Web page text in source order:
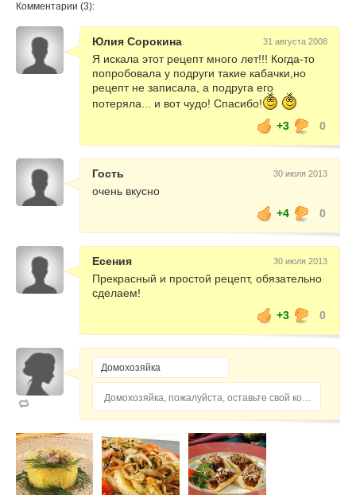
Комментарии (3):
Юлия Сорокина 31 августа 2008
Я искала этот рецепт много лет!!! Когда-то
попробовала у подруги такие кабачки,но
рецепт не записала, а подруга его
потеряла... и вот чудо! Спасибо!
+3
0
Гость 30 июля 2013
очень вкусно
+4
0
Есения 30 июля 2013
Прекрасный и простой рецепт, обязательно
сделаем!
+3
0
Домохозяйка, пожалуйста, оставьте свой комментарий...